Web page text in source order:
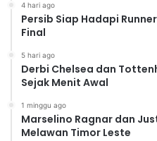
4 hari ago
Persib Siap Hadapi
Final
5 hari ago
Derbi Chelsea dan
Sejak Menit Awal
1 minggu ago
Marselino Ragnar dan
Melawan Timor Leste